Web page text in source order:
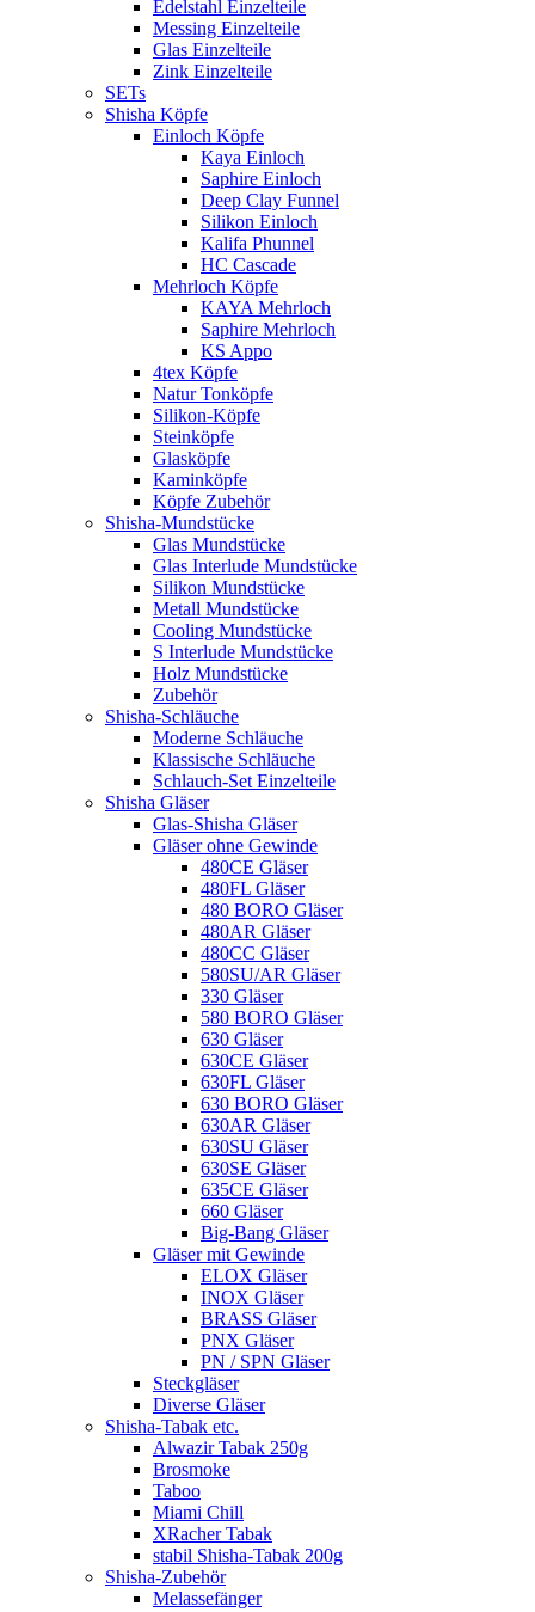
Edelstahl Einzelteile
Messing Einzelteile
Glas Einzelteile
Zink Einzelteile
SETs
Shisha Köpfe
Einloch Köpfe
Kaya Einloch
Saphire Einloch
Deep Clay Funnel
Silikon Einloch
Kalifa Phunnel
HC Cascade
Mehrloch Köpfe
KAYA Mehrloch
Saphire Mehrloch
KS Appo
4tex Köpfe
Natur Tonköpfe
Silikon-Köpfe
Steinköpfe
Glasköpfe
Kaminköpfe
Köpfe Zubehör
Shisha-Mundstücke
Glas Mundstücke
Glas Interlude Mundstücke
Silikon Mundstücke
Metall Mundstücke
Cooling Mundstücke
S Interlude Mundstücke
Holz Mundstücke
Zubehör
Shisha-Schläuche
Moderne Schläuche
Klassische Schläuche
Schlauch-Set Einzelteile
Shisha Gläser
Glas-Shisha Gläser
Gläser ohne Gewinde
480CE Gläser
480FL Gläser
480 BORO Gläser
480AR Gläser
480CC Gläser
580SU/AR Gläser
330 Gläser
580 BORO Gläser
630 Gläser
630CE Gläser
630FL Gläser
630 BORO Gläser
630AR Gläser
630SU Gläser
630SE Gläser
635CE Gläser
660 Gläser
Big-Bang Gläser
Gläser mit Gewinde
ELOX Gläser
INOX Gläser
BRASS Gläser
PNX Gläser
PN / SPN Gläser
Steckgläser
Diverse Gläser
Shisha-Tabak etc.
Alwazir Tabak 250g
Brosmoke
Taboo
Miami Chill
XRacher Tabak
stabil Shisha-Tabak 200g
Shisha-Zubehör
Melassefänger